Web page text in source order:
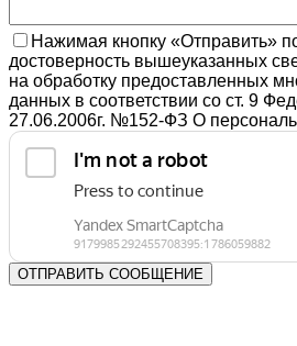
Нажимая кнопку «Отправить»
достоверность вышеуказанных
на обработку предоставленных
данных в соответствии со ст. 9
27.06.2006г. №152-ФЗ О